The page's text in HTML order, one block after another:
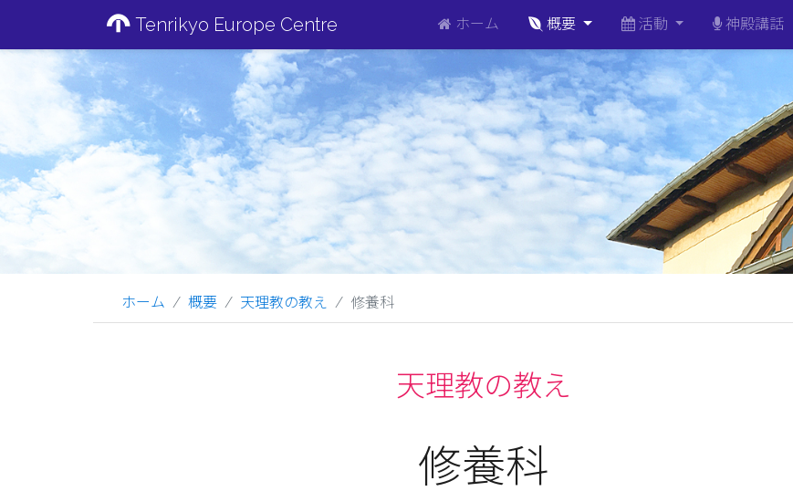
Tenrikyo Europe Centre ホーム 概要 活動 神殿講話
ホーム 概要 天理教の教え 修養科
天理教の教え
修養科